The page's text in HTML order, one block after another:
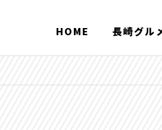
HOME 長崎グル